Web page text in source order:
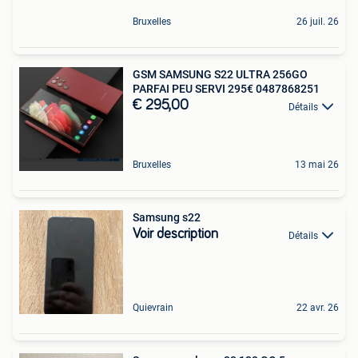
Bruxelles 26 juil. 26
GSM SAMSUNG S22 ULTRA 256GO
PARFAI PEU SERVI 295€ 0487868251
€ 295,00 Détails
Bruxelles 13 mai 26
Samsung s22
Voir description Détails
Quievrain 22 avr. 26